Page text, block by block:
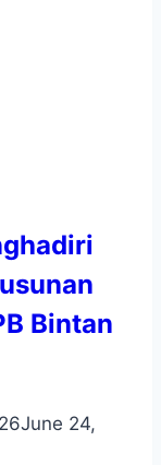
Bintan
June 24,